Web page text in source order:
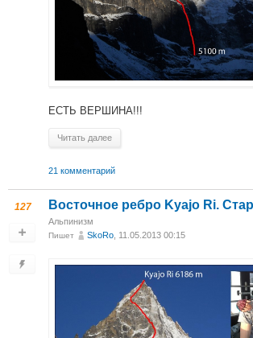
ЕСТЬ ВЕРШИНА!!!
Читать далее
21 комментарий
127 Восточное ребро Kyajo Ri.
Альпинизм
Пишет SkoRo , 11.05.2013 00:15